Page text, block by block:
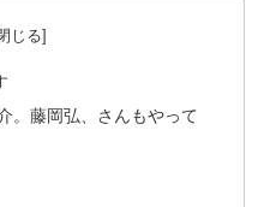
。藤岡弘、さんもやって